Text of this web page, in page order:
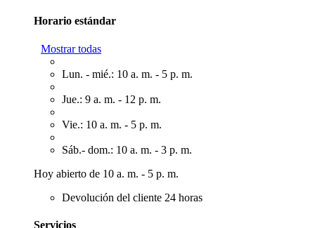
Horario estándar
Mostrar todas
Lun. - mié.: 10 a. m. - 5 p. m.
Jue.: 9 a. m. - 12 p. m.
Vie.: 10 a. m. - 5 p. m.
Sáb.- dom.: 10 a. m. - 3 p. m.
Hoy abierto de 10 a. m. - 5 p. m.
Devolución del cliente 24 horas
Servicios